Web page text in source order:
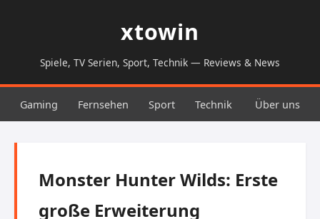
xtowin
Spiele, TV Serien, Sport, Technik — Reviews & News
Gaming Fernsehen Sport Technik Über uns
Monster Hunter Wilds: Erste
große Erweiterung